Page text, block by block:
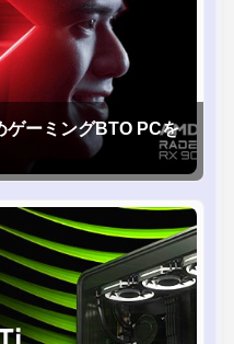
ゲーミングBTO PCを